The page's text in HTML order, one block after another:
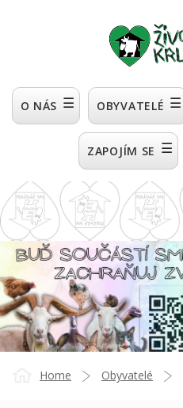
O NÁS ☰ OBYVATELÉ ☰
ZAPOJÍM SE ☰
Home Obyvatelé